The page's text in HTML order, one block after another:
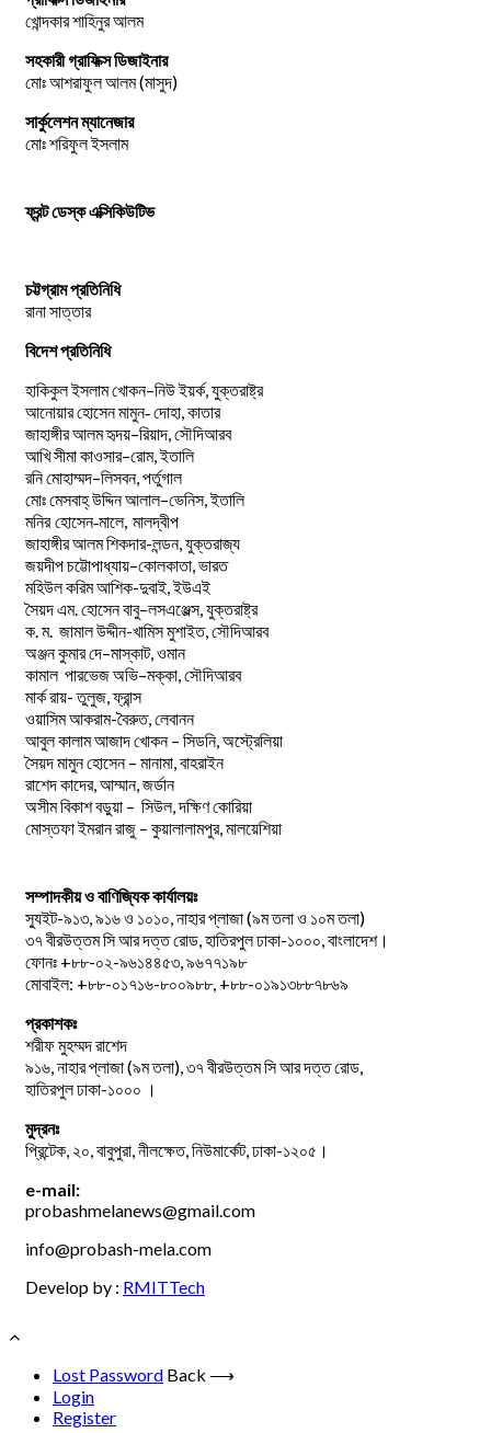
খোন্দকার শাহিনুর আলম
সহকারী গ্রাফিক্স ডিজাইনার
মোঃ আশরাফুল আলম (মাসুদ)
সার্কুলেশন ম্যানেজার
মোঃ শরিফুল ইসলাম
ফ্রন্ট ডেস্ক এক্সিকিউটিভ
চট্টগ্রাম প্রতিনিধি
রানা সাত্তার
বিদেশ প্রতিনিধি
হাকিকুলইসলামখোকন–নিউইয়র্ক, যুক্তরাষ্ট্র
আনোয়ারহোসেনমামুন-দোহা কাতার
জাহাঙ্গীরআলমহৃদয়–রিয়াদ সৌদিআরব
আখিসীমাকাওসার–রোম,ইতালি
রনিমোহাম্মদ–লিসবন, পর্তুগাল
মোঃমেসবাহ্উদ্দিনআলাল–ভেনিস,ইতালি
মনির হোসেন-মালে, মালদ্বীপ
জাহাঙ্গীর আলম শিকদার-লন্ডন, যুক্তরাজ্য
জয়দীপচট্টোপাধ্যায়–কোলকাতা ভারত
মহিউল করিম আশিক-দুবাই, ইউএই
সৈয়দএম. হোসেনবাবু–লসএঞ্জেল্স, যুক্তরাষ্ট্র
ক ম. জামালউদ্দীন-খামিস মুশাইত, সৌদিআরব
অঞ্জনকুমারদে–মাস্কাট, ওমান
কামাল পারভেজঅভি–মক্কা সৌদিআরব
মার্ক রায়- তুলুজ, ফ্রান্স
ওয়াসিম আকরাম-বৈরুত, লেবানন
আবুল কালাম আজাদ খোকন – সিডনি, অস্ট্রেলিয়া
সৈয়দ মামুন হোসেন – মানামা, বাহরাইন
রাশেদ কাদের, আম্মান, জর্ডান
অসীম বিকাশ বড়ুয়া – সিউল, দক্ষিণ কোরিয়া
মোস্তফা ইমরান রাজু – কুয়ালালামপুর, মালয়েশিয়া
সম্পাদকীয় ও বাণিজ্যিক কার্যালয়ঃ
স্যুইট-৯১৩, ৯১৬ ও ১০১০, নাহার প্লাজা (৯ম তলা ও ১০ম তলা)
৩৭ বীরউত্তম সি আর দত্ত রোড, হাতিরপুল ঢাকা-১০০০, বাংলাদেশ।
ফোনঃ +৮৮-০২-৯৬১৪৪৫৩, ৯৬৭৭১৯৮
মোবাইল: +৮৮-০১৭১৬-৮০০৯৮৮, +৮৮-০১৯১৩৮৮৭৮৬৯
প্রকাশকঃ
শরীফ মুহম্মদ রাশেদ
৯১৬, নাহার প্লাজা (৯ম তলা), ৩৭ বীরউত্তম সি আর দত্ত রোড,
হাতিরপুল ঢাকা-১০০০ ।
মুদ্রনঃ
প্রিন্টেক, ২০, বাবুপুরা, নীলক্ষেত, নিউমার্কেট, ঢাকা-১২০৫।
e-mail:
probashmelanews@gmail.com
info@probash-mela.com
Develop by : RMITTech
Lost Password Back ⟶
Login
Register